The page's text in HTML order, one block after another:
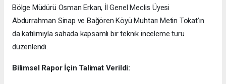
Bölge Müdürü Osman Erkan, İl Genel Meclis Üyesi
Abdurrahman Sinap ve Bağören Köyü Muhtarı Metin Tokat’ın
da katılımıyla sahada kapsamlı bir teknik inceleme turu
düzenlendi.
Bilimsel Rapor İçin Talimat Verildi: